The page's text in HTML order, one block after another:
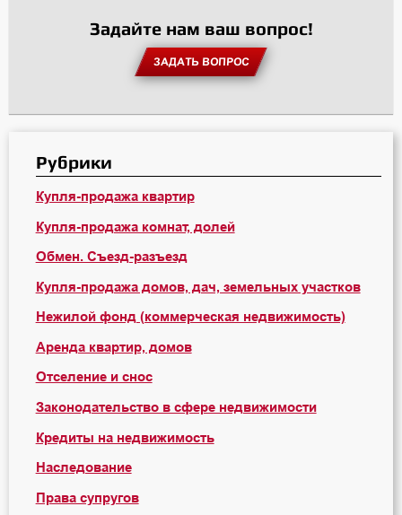
Задайте нам ваш вопрос!
ЗАДАТЬ ВОПРОС
Рубрики
Купля-продажа квартир
Купля-продажа комнат, долей
Обмен. Съезд-разъезд
Купля-продажа домов, дач, земельных участков
Нежилой фонд (коммерческая недвижимость)
Аренда квартир, домов
Отселение и снос
Законодательство в сфере недвижимости
Кредиты на недвижимость
Наследование
Права супругов